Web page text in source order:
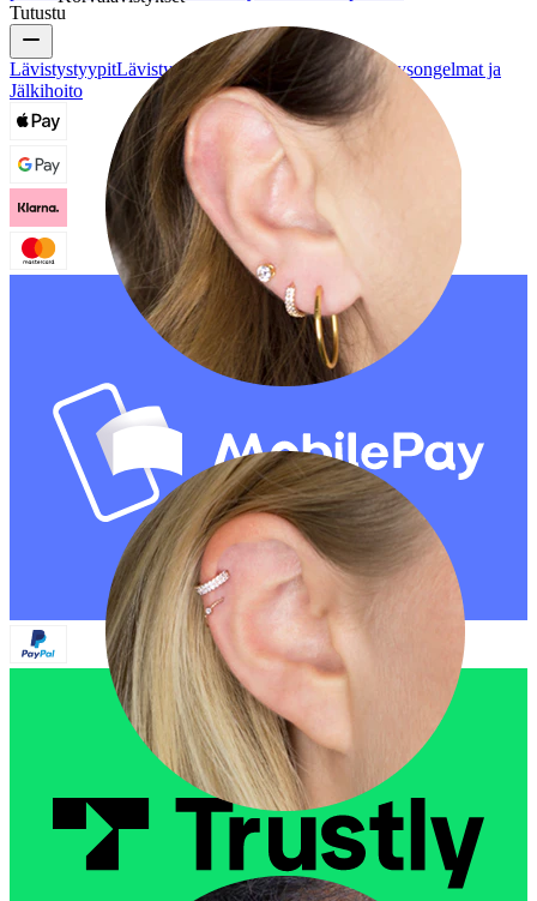
Korvalehti
Tutustu
LävistystyypitLävistyskorumateriaalit
Yleiset Lävistysongelmat ja
Jälkihoito